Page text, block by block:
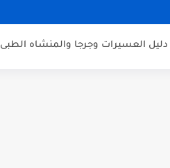
دليل العسيرات وجرجا والمنشاه الطبى